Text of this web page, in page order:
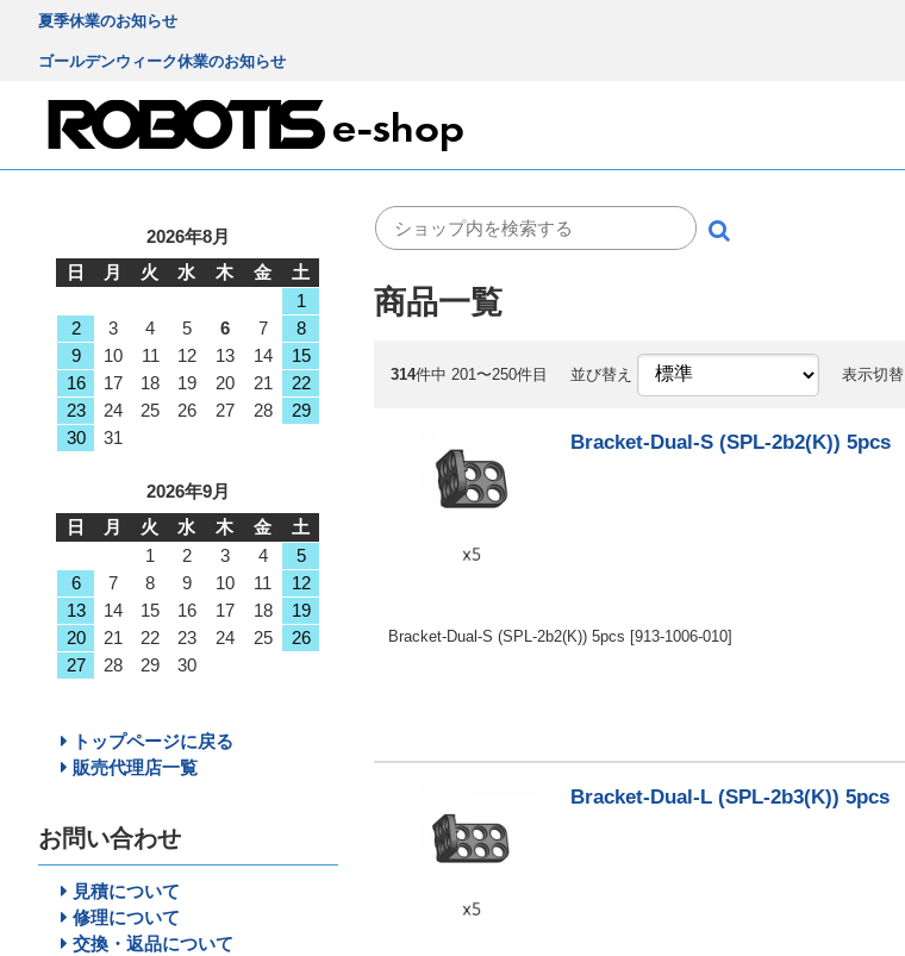
夏季休業のお知らせ
ゴールデンウィーク休業のお知らせ
商品一覧
314件中 201〜250件目 並び替え 表示切替
Bracket-Dual-S (SPL-2b2(K)) 5pcs
Bracket-Dual-S (SPL-2b2(K)) 5pcs [913-1006-010]
Bracket-Dual-L (SPL-2b3(K)) 5pcs
2026年8月
日
月 火 水 木 金
土
1
2
3 4 5 6 7
8
9
10 11 12 13 14
15
16
17 18 19 20 21
22
23
24 25 26 27 28
29
30
31
2026年9月
日
月 火 水 木 金
土
1
2 3 4
5
6
7 8 9 10 11
12
13
14 15 16 17 18
19
20
21 22 23 24 25
26
27
28 29 30
トップページに戻る
販売代理店一覧
お問い合わせ
見積について
修理について
交換・返品について